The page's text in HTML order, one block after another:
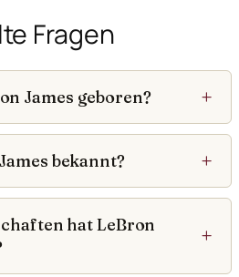
Fragen
James geboren?
bekannt?
hat LeBron